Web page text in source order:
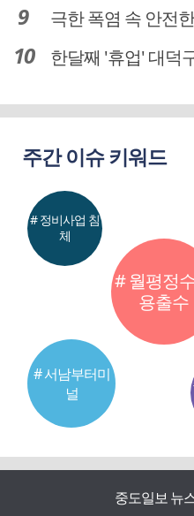
극한 폭염 속 안전한
한달째 '휴업' 대덕구의
주간 이슈 키워드
# 월평정
용출수
# 서남부터미
널
# 정비사업 침
체
중도일보 뉴